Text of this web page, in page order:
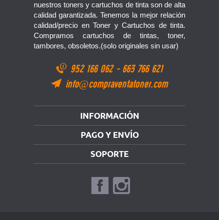
nuestros toners y cartuchos de tinta son de alta
calidad garantizada. Tenemos la mejor relación
calidad/precio en Toner y Cartuchos de tinta.
Compramos cartuchos de tintas, toner,
tambores, obsoletos.(solo originales sin usar)
952 166 062 - 663 766 621
info@compraventatoner.com
INFORMACIÓN
PAGO Y ENVÍO
SOPORTE